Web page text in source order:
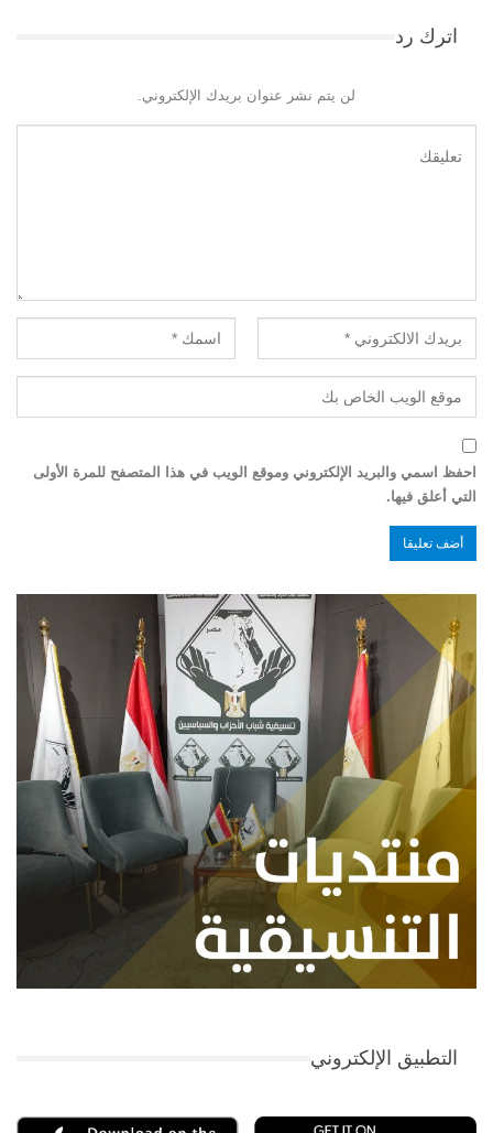
اترك رد
لن يتم نشر عنوان بريدك الإلكتروني.
احفظ اسمي والبريد الإلكتروني وموقع الويب في هذا المتصفح للمرة الأولى
التي أعلق فيها.
التطبيق الإلكتروني